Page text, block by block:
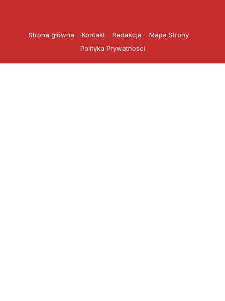
Strona główna Kontakt Redakcja
Mapa Strony
Polityka Prywatności